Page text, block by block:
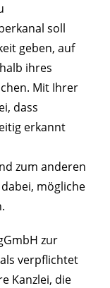
soll
geben, auf
ihres
Mit Ihrer
dass
erkannt
zum ande­ren
mög­li­che
zur
ver­pflich­tet
Kanz­lei, die